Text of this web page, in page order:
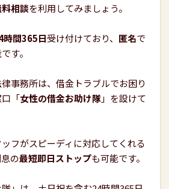
相談を利用してみましょう。
時間365日受け付けており、 匿名で
す。
事務所は、借金トラブルでお困り
「女性の借金お助け隊」を設けて
フがスピーディに対応してくれる
の最短即日ストップも可能です。